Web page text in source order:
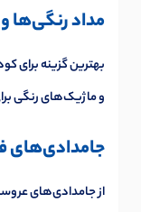
مداد رنگی‌ها
بهترین گزینه برای
و ماژیک‌های رنگی
جامدادی‌های
از جامدادی‌های